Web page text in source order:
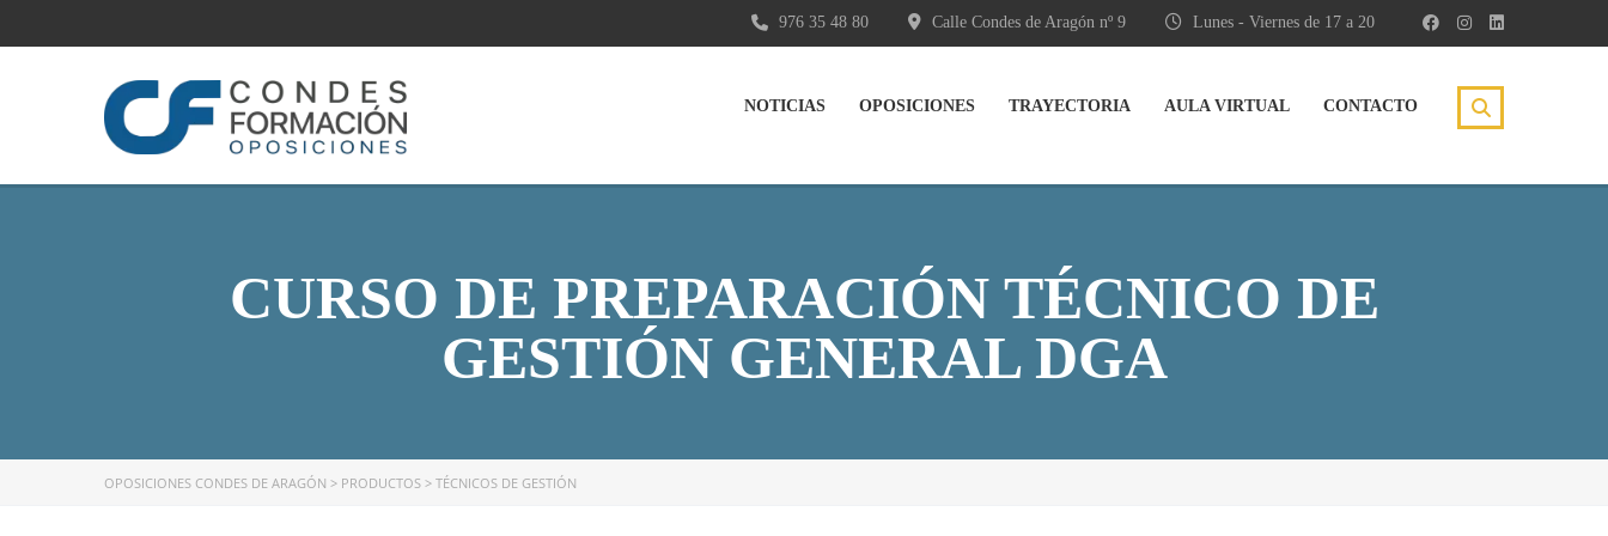
Lunes - Viernes de 17 a 20
Calle Condes de Aragón nº 9
976 35 48 80
NOTICIAS OPOSICIONES TRAYECTORIA AULA VIRTUAL CONTACTO
CURSO DE PREPARACIÓN TÉCNICO DE
GESTIÓN GENERAL DGA
OPOSICIONES CONDES DE ARAGÓN > PRODUCTOS > TÉCNICOS DE GESTIÓN